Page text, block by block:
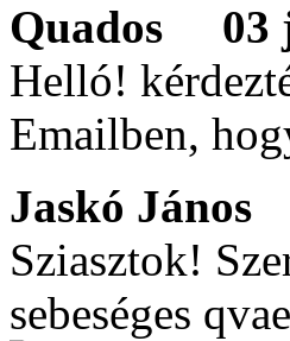
Quados
03
Helló!
Emailben,
Jaskó János
Sziasztok!
sebeséges